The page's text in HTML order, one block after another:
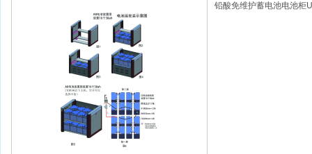
120电池柜
铅酸免维护蓄电池电池柜